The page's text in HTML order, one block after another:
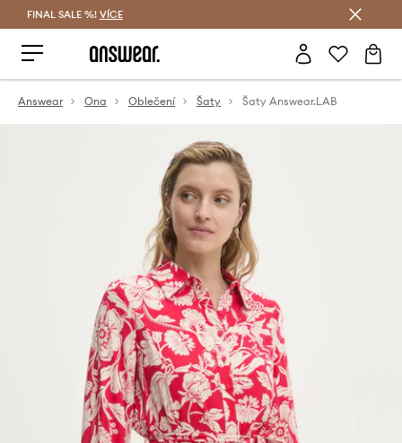
FINAL SALE %! VÍCE
Answear Ona Oblečení Šaty Šaty Answear.LAB